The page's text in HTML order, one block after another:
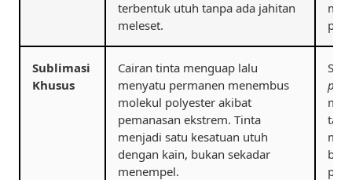
terbentuk utuh tanpa ada jahitan
meleset.
Sublimasi
Khusus
Cairan tinta menguap lalu
menyatu permanen menembus
molekul polyester akibat
pemanasan ekstrem. Tinta
menjadi satu kesatuan utuh
dengan kain, bukan sekadar
menempel.
tas